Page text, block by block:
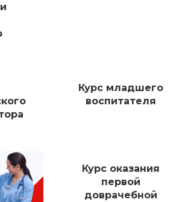
Курс младшего
воспитателя
Курс оказания
первой
доврачебной